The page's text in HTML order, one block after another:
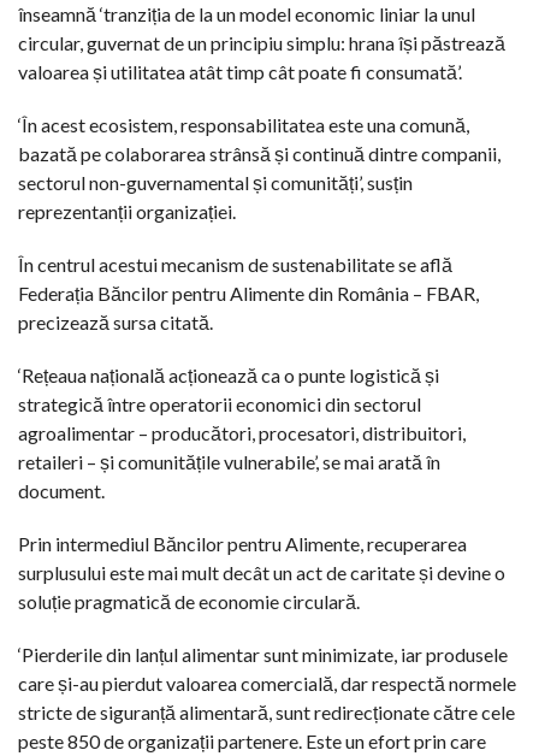
înseamnă ‘tranziția de la un model economic liniar la unul
circular, guvernat de un principiu simplu: hrana își păstrează
valoarea și utilitatea atât timp cât poate fi consumată’.
‘În acest ecosistem, responsabilitatea este una comună,
bazată pe colaborarea strânsă și continuă dintre companii,
sectorul non-guvernamental și comunități’, susțin
reprezentanții organizației.
În centrul acestui mecanism de sustenabilitate se află
Federația Băncilor pentru Alimente din România – FBAR,
precizează sursa citată.
‘Rețeaua națională acționează ca o punte logistică și
strategică între operatorii economici din sectorul
agroalimentar – producători, procesatori, distribuitori,
retaileri – și comunitățile vulnerabile’, se mai arată în
document.
Prin intermediul Băncilor pentru Alimente, recuperarea
surplusului este mai mult decât un act de caritate și devine o
soluție pragmatică de economie circulară.
‘Pierderile din lanțul alimentar sunt minimizate, iar produsele
care și-au pierdut valoarea comercială, dar respectă normele
stricte de siguranță alimentară, sunt redirecționate către cele
peste 850 de organizații partenere. Este un efort prin care